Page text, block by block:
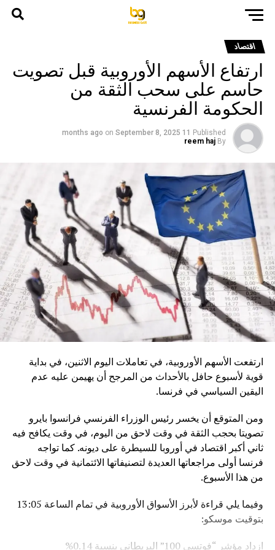
اقتصاد
ارتفاع الأسهم الأوروبية قبل تصويت
حاسم على سحب الثقة من
الحكومة الفرنسية
Published
11 months ago
on September 8, 2025
By
reem haj
ارتفعت الأسهم الأوروبية، في تعاملات اليوم الاثنين، في بداية
قوية لأسبوع حافل بالأحداث من المرجح أن يهيمن عليه عدم
اليقين السياسي في فرنسا.
ومن المتوقع أن يخسر رئيس الوزراء الفرنسي فرانسوا بايرو
تصويتا بحجب الثقة في وقت لاحق من اليوم، في وقت يكافح فيه
ثاني أكبر اقتصاد في أوروبا للسيطرة على ديونه. كما تواجه
فرنسا أولى مراجعاتها العديدة لتصنيفاتها الائتمانية في وقت لاحق
من هذا الأسبوع.
وفيما يلي قراءة لأبرز الأسواق الأوروبية في تمام الساعة 13:05
بتوقيت موسكو:
ازداد مؤشر “فوتسي 100” البريطاني بنسبة 0.14%